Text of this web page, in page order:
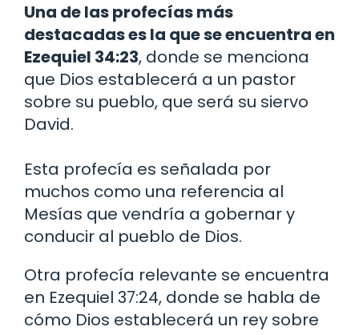
Una de las profecías más
destacadas es la que se encuentra en
Ezequiel 34:23, donde se menciona
que Dios establecerá a un pastor
sobre su pueblo, que será su siervo
David.
Esta profecía es señalada por
muchos como una referencia al
Mesías que vendría a gobernar y
conducir al pueblo de Dios.
Otra profecía relevante se encuentra
en Ezequiel 37:24, donde se habla de
cómo Dios establecerá un rey sobre